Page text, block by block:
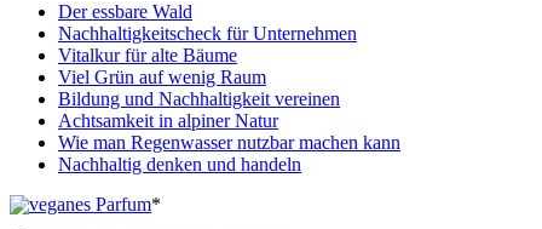
Der essbare Wald
Nachhaltigkeitscheck für Unternehmen
Vitalkur für alte Bäume
Viel Grün auf wenig Raum
Bildung und Nachhaltigkeit vereinen
Achtsamkeit in alpiner Natur
Wie man Regenwasser nutzbar machen kann
Nachhaltig denken und handeln
*